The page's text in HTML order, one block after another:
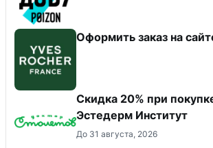
Оформить заказ на
Скидка 20% при
Эстедерм Институт
До 31 августа, 2026